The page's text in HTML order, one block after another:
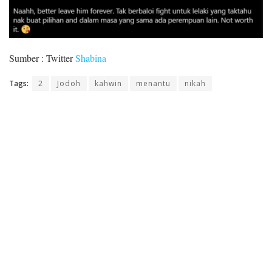
Sumber : TwitterShabina
Tags: 2 Jodoh kahwin menantu nikah